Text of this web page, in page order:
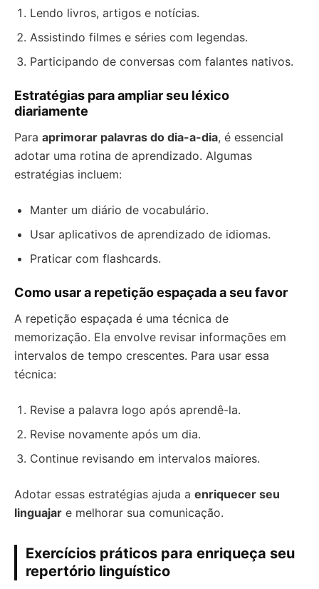
Lendo livros, artigos e notícias.
Assistindo filmes e séries com legendas.
Participando de conversas com falantes nativos.
Estratégias para ampliar seu léxico
diariamente
Para aprimorar palavras do dia-a-dia, é essencial
adotar uma rotina de aprendizado. Algumas
estratégias incluem:
Manter um diário de vocabulário.
Usar aplicativos de aprendizado de idiomas.
Praticar com flashcards.
Como usar a repetição espaçada a seu favor
A repetição espaçada é uma técnica de
memorização. Ela envolve revisar informações em
intervalos de tempo crescentes. Para usar essa
técnica:
Revise a palavra logo após aprendê-la.
Revise novamente após um dia.
Continue revisando em intervalos maiores.
Adotar essas estratégias ajuda a enriquecer seu
linguajar e melhorar sua comunicação.
Exercícios práticos para enriqueça seu
repertório linguístico